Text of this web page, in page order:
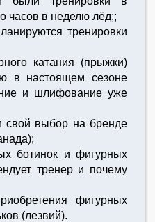
часов в неделю лёд;;
тренировки
катания (прыжки)
в настоящем сезоне
и шлифование уже
свой выбор на бренде
ботинок и фигурных
тренер и почему
фигурных
(лезвий).